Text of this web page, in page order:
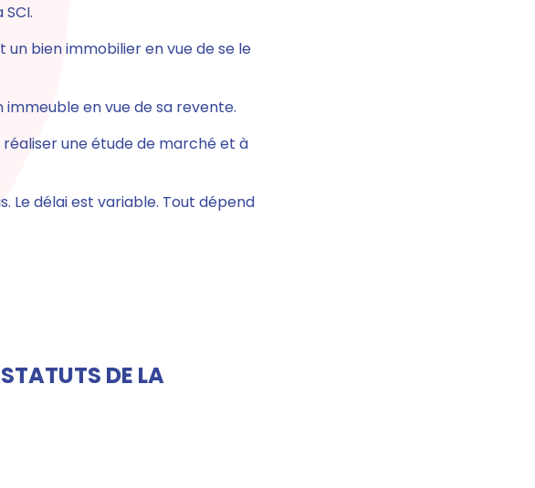
bien immobilier en vue de se le
en vue de sa revente.
réaliser une étude de marché et à
Le délai est variable. Tout dépend
DE LA